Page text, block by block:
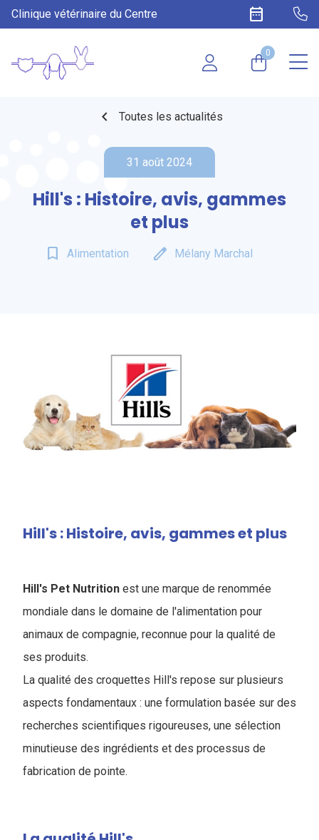
Clinique vétérinaire du Centre date_range
0
chevron_left Toutes les actualités
31 août 2024
Hill's : Histoire, avis, gammes
et plus
bookmark_border Alimentation edit Mélany Marchal
Hill's : Histoire, avis, gammes et plus
Hill's Pet Nutrition est une marque de renommée
mondiale dans le domaine de l'alimentation pour
animaux de compagnie, reconnue pour la qualité de
ses produits.
La qualité des croquettes Hill's repose sur plusieurs
aspects fondamentaux : une formulation basée sur des
recherches scientifiques rigoureuses, une sélection
minutieuse des ingrédients et des processus de
fabrication de pointe.